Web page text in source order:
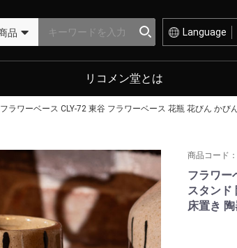
Language
リコメン堂とは
フラワーベース CLY-72 東谷 フラワーベース 花瓶 花びん か
商品コード：
フラワー
スタンド
床置き